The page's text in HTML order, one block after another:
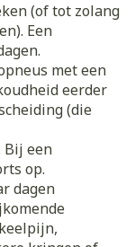
(of tot zolang
Een
met een
eerder
(die
Bij een
op.
dagen